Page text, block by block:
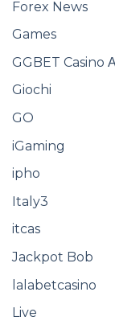
Forex News
Games
GGBET Casino
Giochi
GO
iGaming
ipho
Italy3
itcas
Jackpot Bob
lalabetcasino
Live